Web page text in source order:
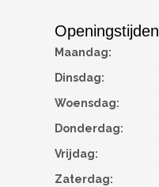
Openingstijden
Maandag:
Dinsdag:
Woensdag:
Donderdag:
Vrijdag:
Zaterdag: